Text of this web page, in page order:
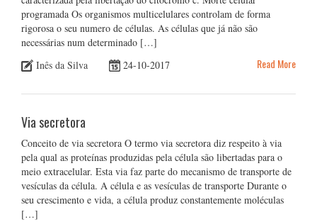
programada Os organismos multicelulares controlam de forma
rigorosa o seu numero de células. As células que já não são
necessárias num determinado […]
Inês da Silva
24-10-2017 Read More
Via secretora
Conceito de via secretora O termo via secretora diz respeito à via
pela qual as proteínas produzidas pela célula são libertadas para o
meio extracelular. Esta via faz parte do mecanismo de transporte de
vesículas da célula. A célula e as vesículas de transporte Durante o
seu crescimento e vida, a célula produz constantemente moléculas
[…]